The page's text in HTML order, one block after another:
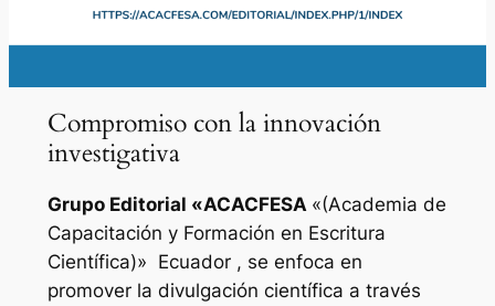
Compromiso con la innovación
investigativa
Grupo Editorial «ACACFESA «(Academia de
Capacitación y Formación en Escritura
Científica)» Ecuador , se enfoca en
promover la divulgación científica a través